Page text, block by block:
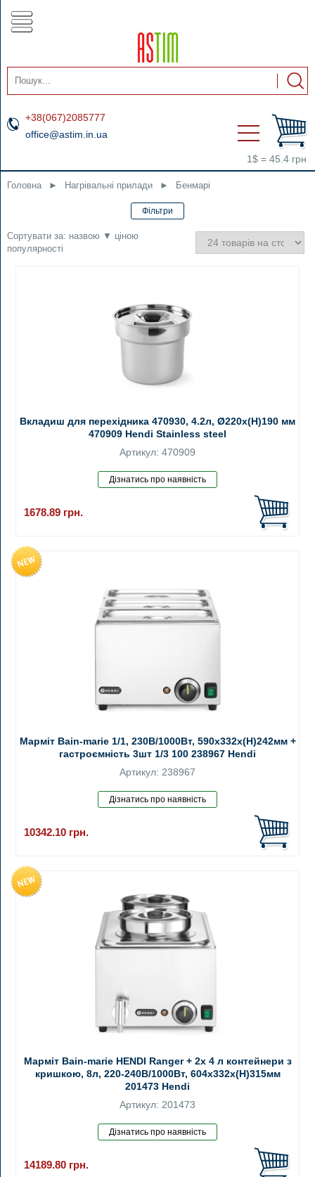
+38(067)2085777
office@astim.in.ua
1$ = 45.4 грн
Головна ► Нагрівальні прилади ► Бенмарі
Сортувати за: назвою ▼ ціною
популярності
Вкладиш для перехідника 470930, 4.2л, Ø220х(Н)190 мм
470909 Hendi Stainless steel
Артикул: 470909
1678.89 грн.
Марміт Bain-marie 1/1, 230В/1000Вт, 590x332x(H)242мм +
гастроємність 3шт 1/3 100 238967 Hendi
Артикул: 238967
10342.10 грн.
Марміт Bain-marie HENDI Ranger + 2x 4 л контейнери з
кришкою, 8л, 220-240В/1000Вт, 604x332x(H)315мм
201473 Hendi
Артикул: 201473
14189.80 грн.